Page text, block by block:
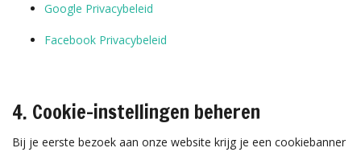
Google Privacybeleid
Facebook Privacybeleid
4. Cookie-instellingen beheren
Bij je eerste bezoek aan onze website krijg je een cookiebanner